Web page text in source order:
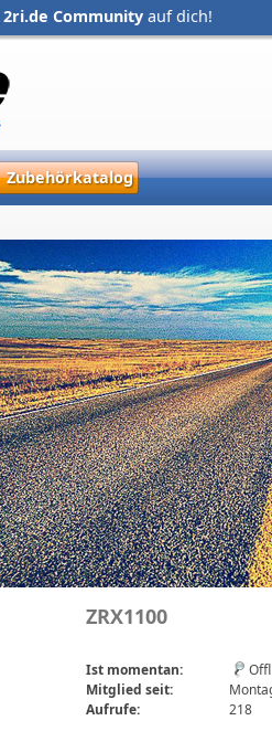
2ri.de Community auf dich!
Zubehörkatalog
ZRX1100
Ist momentan:
Mitglied seit:
Aufrufe:
218